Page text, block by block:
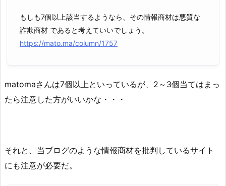
もしも7個以上該当するようなら、その情報商材は悪質な
詐欺商材 であると考えていいでしょう。
https://mato.ma/column/1757
matomaさんは7個以上といっているが、2～3個当てはまっ
たら注意した方がいいかな・・・
それと、当ブログのような情報商材を批判しているサイト
にも注意が必要だ。